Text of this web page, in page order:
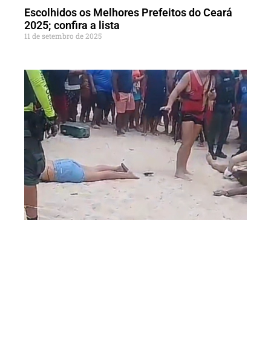
Escolhidos os Melhores Prefeitos do Ceará
2025; confira a lista
11 de setembro de 2025